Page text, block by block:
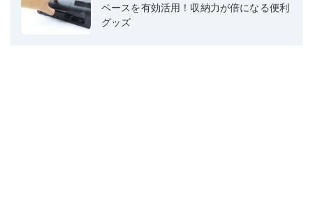
ペースを有効活用！収納力が倍になる便利
グッズ